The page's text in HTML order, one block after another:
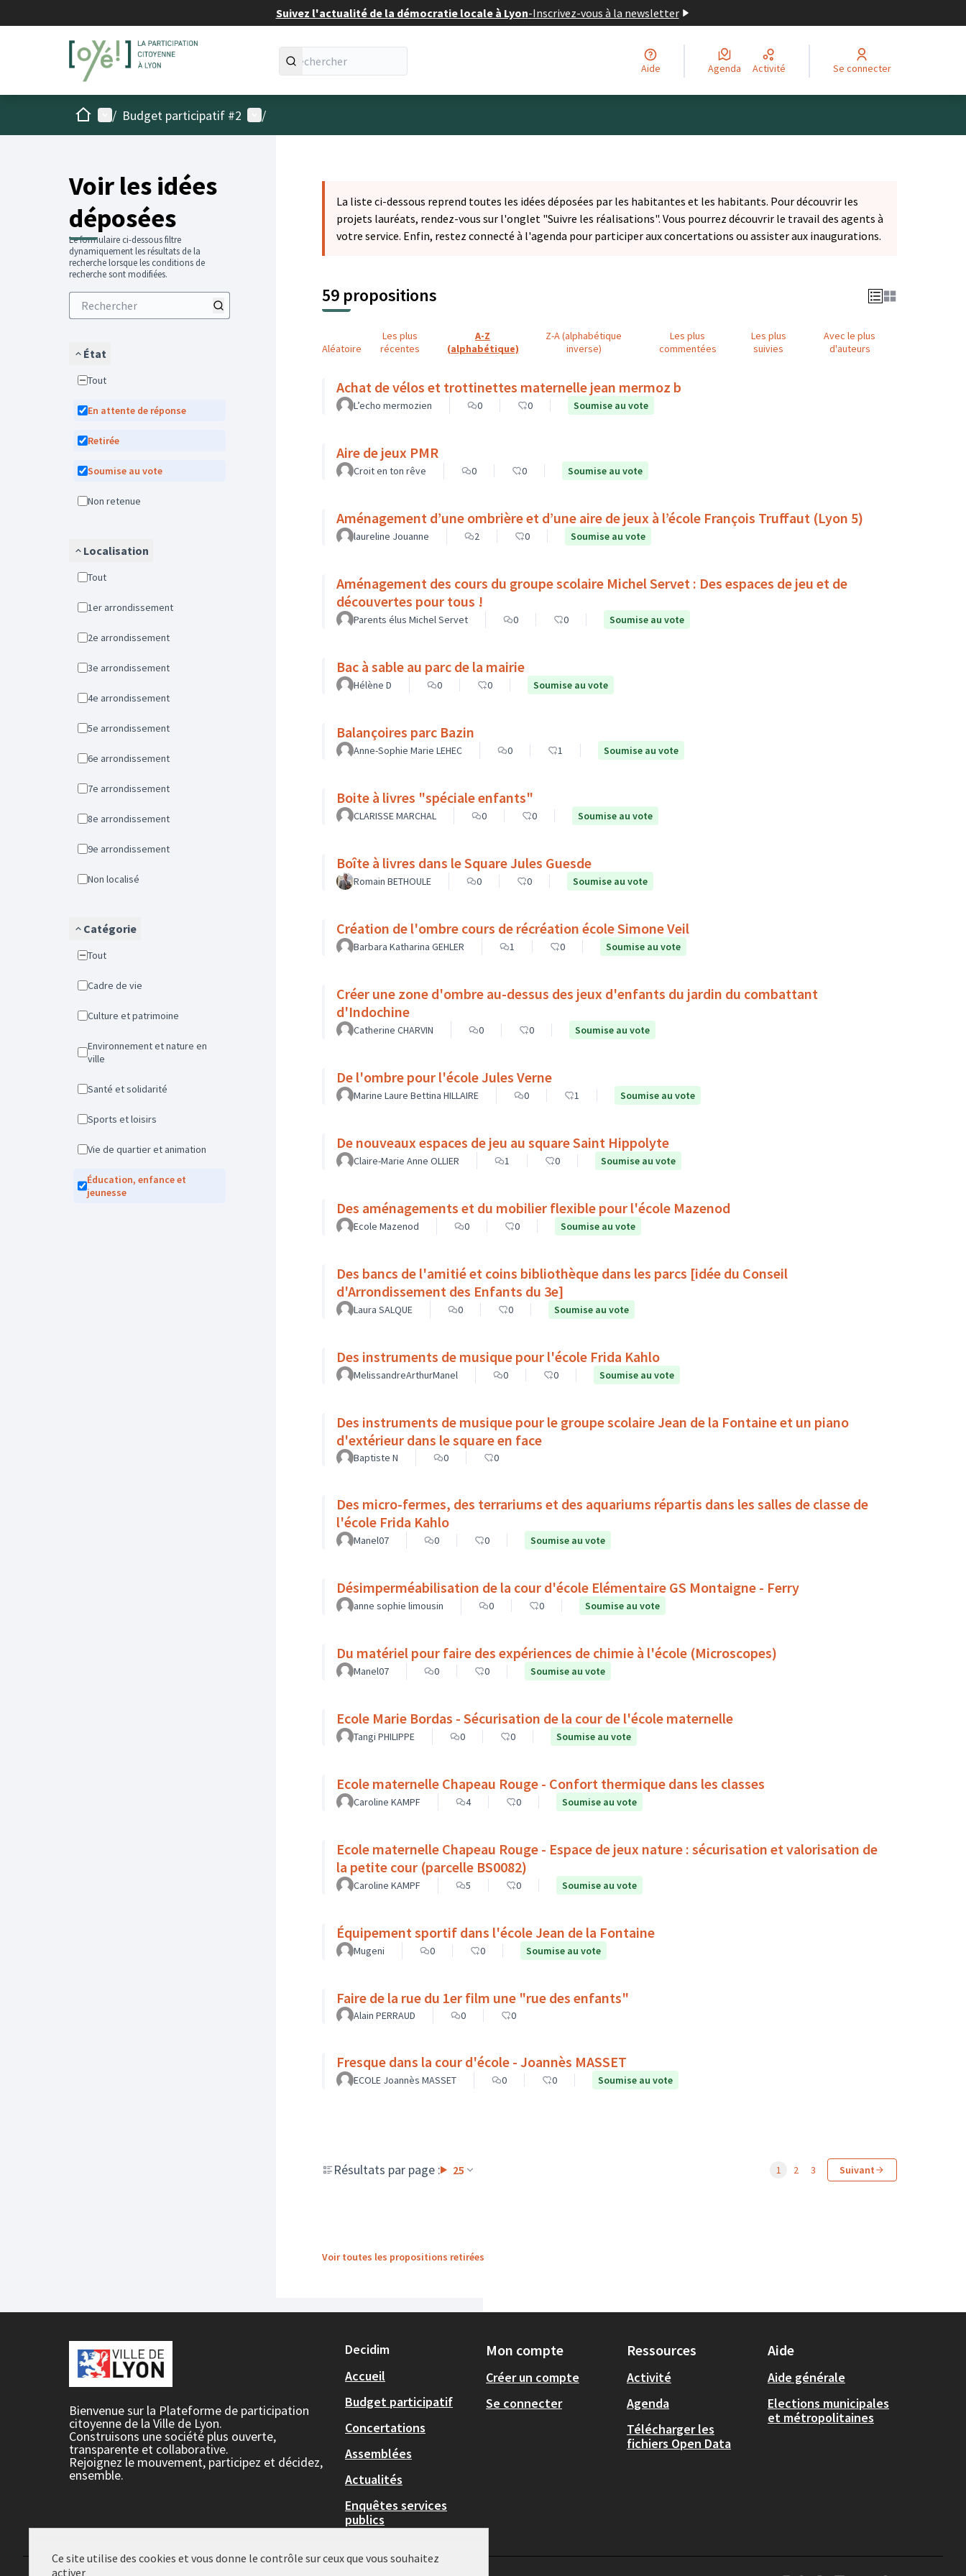
Suivez l'actualité de la démocratie locale à Lyon-Inscrivez-vous à la newsletter
Aide Agenda Activité Se connecter
AccueilMenu principal
/ Budget participatif #2 Menu utilisateur
/
Voir les idées
déposées
Le formulaire ci-dessous filtre
dynamiquement les résultats de la
recherche lorsque les conditions de
recherche sont modifiées.
État
Tout
En attente de réponse
Retirée
Soumise au vote
Non retenue
Localisation
Tout
1er arrondissement
2e arrondissement
3e arrondissement
4e arrondissement
5e arrondissement
6e arrondissement
7e arrondissement
8e arrondissement
9e arrondissement
Non localisé
Catégorie
Tout
Cadre de vie
Culture et patrimoine
Environnement et nature en
ville
Santé et solidarité
Sports et loisirs
Vie de quartier et animation
Éducation, enfance et
jeunesse
La liste ci-dessous reprend toutes les idées déposées par les habitantes et les habitants. Pour découvrir les
projets lauréats, rendez-vous sur l'onglet "Suivre les réalisations". Vous pourrez découvrir le travail des agents à
votre service. Enfin, restez connecté à l'agenda pour participer aux concertations ou assister aux inaugurations.
59 propositions
Aléatoire
Les plus
récentes
A-Z
(alphabétique)
Z-A (alphabétique
inverse)
Les plus
commentées
Les plus
suivies
Avec le plus
d'auteurs
Achat de vélos et trottinettes maternelle jean mermoz b
L’echo mermozien 0 0 Soumise au vote
Aire de jeux PMR
Croit en ton rêve 0 0 Soumise au vote
Aménagement d’une ombrière et d’une aire de jeux à l’école François Truffaut (Lyon 5)
laureline Jouanne 2 0 Soumise au vote
Aménagement des cours du groupe scolaire Michel Servet : Des espaces de jeu et de
découvertes pour tous !
Parents élus Michel Servet 0 0 Soumise au vote
Bac à sable au parc de la mairie
Hélène D 0 0 Soumise au vote
Balançoires parc Bazin
Anne-Sophie Marie LEHEC 0 1 Soumise au vote
Boite à livres "spéciale enfants"
CLARISSE MARCHAL 0 0 Soumise au vote
Boîte à livres dans le Square Jules Guesde
Romain BETHOULE 0 0 Soumise au vote
Création de l'ombre cours de récréation école Simone Veil
Barbara Katharina GEHLER 1 0 Soumise au vote
Créer une zone d'ombre au-dessus des jeux d'enfants du jardin du combattant
d'Indochine
Catherine CHARVIN 0 0 Soumise au vote
De l'ombre pour l'école Jules Verne
Marine Laure Bettina HILLAIRE 0 1 Soumise au vote
De nouveaux espaces de jeu au square Saint Hippolyte
Claire-Marie Anne OLLIER 1 0 Soumise au vote
Des aménagements et du mobilier flexible pour l'école Mazenod
Ecole Mazenod 0 0 Soumise au vote
Des bancs de l'amitié et coins bibliothèque dans les parcs [idée du Conseil
d'Arrondissement des Enfants du 3e]
Laura SALQUE 0 0 Soumise au vote
Des instruments de musique pour l'école Frida Kahlo
MelissandreArthurManel 0 0 Soumise au vote
Des instruments de musique pour le groupe scolaire Jean de la Fontaine et un piano
d'extérieur dans le square en face
Baptiste N 0 0
Des micro-fermes, des terrariums et des aquariums répartis dans les salles de classe de
l'école Frida Kahlo
Manel07 0 0 Soumise au vote
Désimperméabilisation de la cour d'école Elémentaire GS Montaigne - Ferry
anne sophie limousin 0 0 Soumise au vote
Du matériel pour faire des expériences de chimie à l'école (Microscopes)
Manel07 0 0 Soumise au vote
Ecole Marie Bordas - Sécurisation de la cour de l'école maternelle
Tangi PHILIPPE 0 0 Soumise au vote
Ecole maternelle Chapeau Rouge - Confort thermique dans les classes
Caroline KAMPF 4 0 Soumise au vote
Ecole maternelle Chapeau Rouge - Espace de jeux nature : sécurisation et valorisation de
la petite cour (parcelle BS0082)
Caroline KAMPF 5 0 Soumise au vote
Équipement sportif dans l'école Jean de la Fontaine
Mugeni 0 0 Soumise au vote
Faire de la rue du 1er film une "rue des enfants"
Alain PERRAUD 0 0
Fresque dans la cour d'école - Joannès MASSET
ECOLE Joannès MASSET 0 0 Soumise au vote
Résultats par page : 25 1 2 3 Suivant
Voir toutes les propositions retirées
Bienvenue sur la Plateforme de participation
citoyenne de la Ville de Lyon.
Construisons une société plus ouverte,
transparente et collaborative.
Rejoignez le mouvement, participez et décidez,
ensemble.
Decidim
Accueil
Budget participatif
Concertations
Assemblées
Actualités
Enquêtes services
publics
Mon compte
Créer un compte
Se connecter
Ressources
Activité
Agenda
Télécharger les
fichiers Open Data
Aide
Aide générale
Elections municipales
et métropolitaines
Ce site utilise des cookies et vous donne le contrôle sur ceux que vous souhaitez
activer